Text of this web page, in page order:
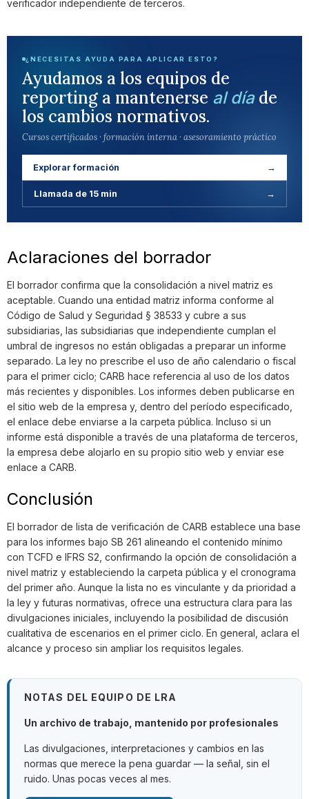
verificador independiente de terceros.
¿NECESITAS AYUDA PARA APLICAR ESTO?
Ayudamos a los equipos de
reporting a mantenerse al díade
los cambios normativos.
Cursos certificados · formación interna · asesoramiento práctico
Explorar formación →
Llamada de 15 min →
Aclaraciones del borrador
El borrador confirma que la consolidación a nivel matriz es
aceptable. Cuando una entidad matriz informa conforme al
Código de Salud y Seguridad § 38533 y cubre a sus
subsidiarias, las subsidiarias que independiente cumplan el
umbral de ingresos no están obligadas a preparar un informe
separado. La ley no prescribe el uso de año calendario o fiscal
para el primer ciclo; CARB hace referencia al uso de los datos
más recientes y disponibles. Los informes deben publicarse en
el sitio web de la empresa y, dentro del período especificado,
el enlace debe enviarse a la carpeta pública. Incluso si un
informe está disponible a través de una plataforma de terceros,
la empresa debe alojarlo en su propio sitio web y enviar ese
enlace a CARB.
Conclusión
El borrador de lista de verificación de CARB establece una base
para los informes bajo SB 261 alineando el contenido mínimo
con TCFD e IFRS S2, confirmando la opción de consolidación a
nivel matriz y estableciendo la carpeta pública y el cronograma
del primer año. Aunque la lista no es vinculante y da prioridad a
la ley y futuras normativas, ofrece una estructura clara para las
divulgaciones iniciales, incluyendo la posibilidad de discusión
cualitativa de escenarios en el primer ciclo. En general, aclara el
alcance y proceso sin ampliar los requisitos legales.
NOTAS DEL EQUIPO DE LRA
Un archivo de trabajo, mantenido por profesionales
Las divulgaciones, interpretaciones y cambios en las
normas que merece la pena guardar — la señal, sin el
ruido. Unas pocas veces al mes.